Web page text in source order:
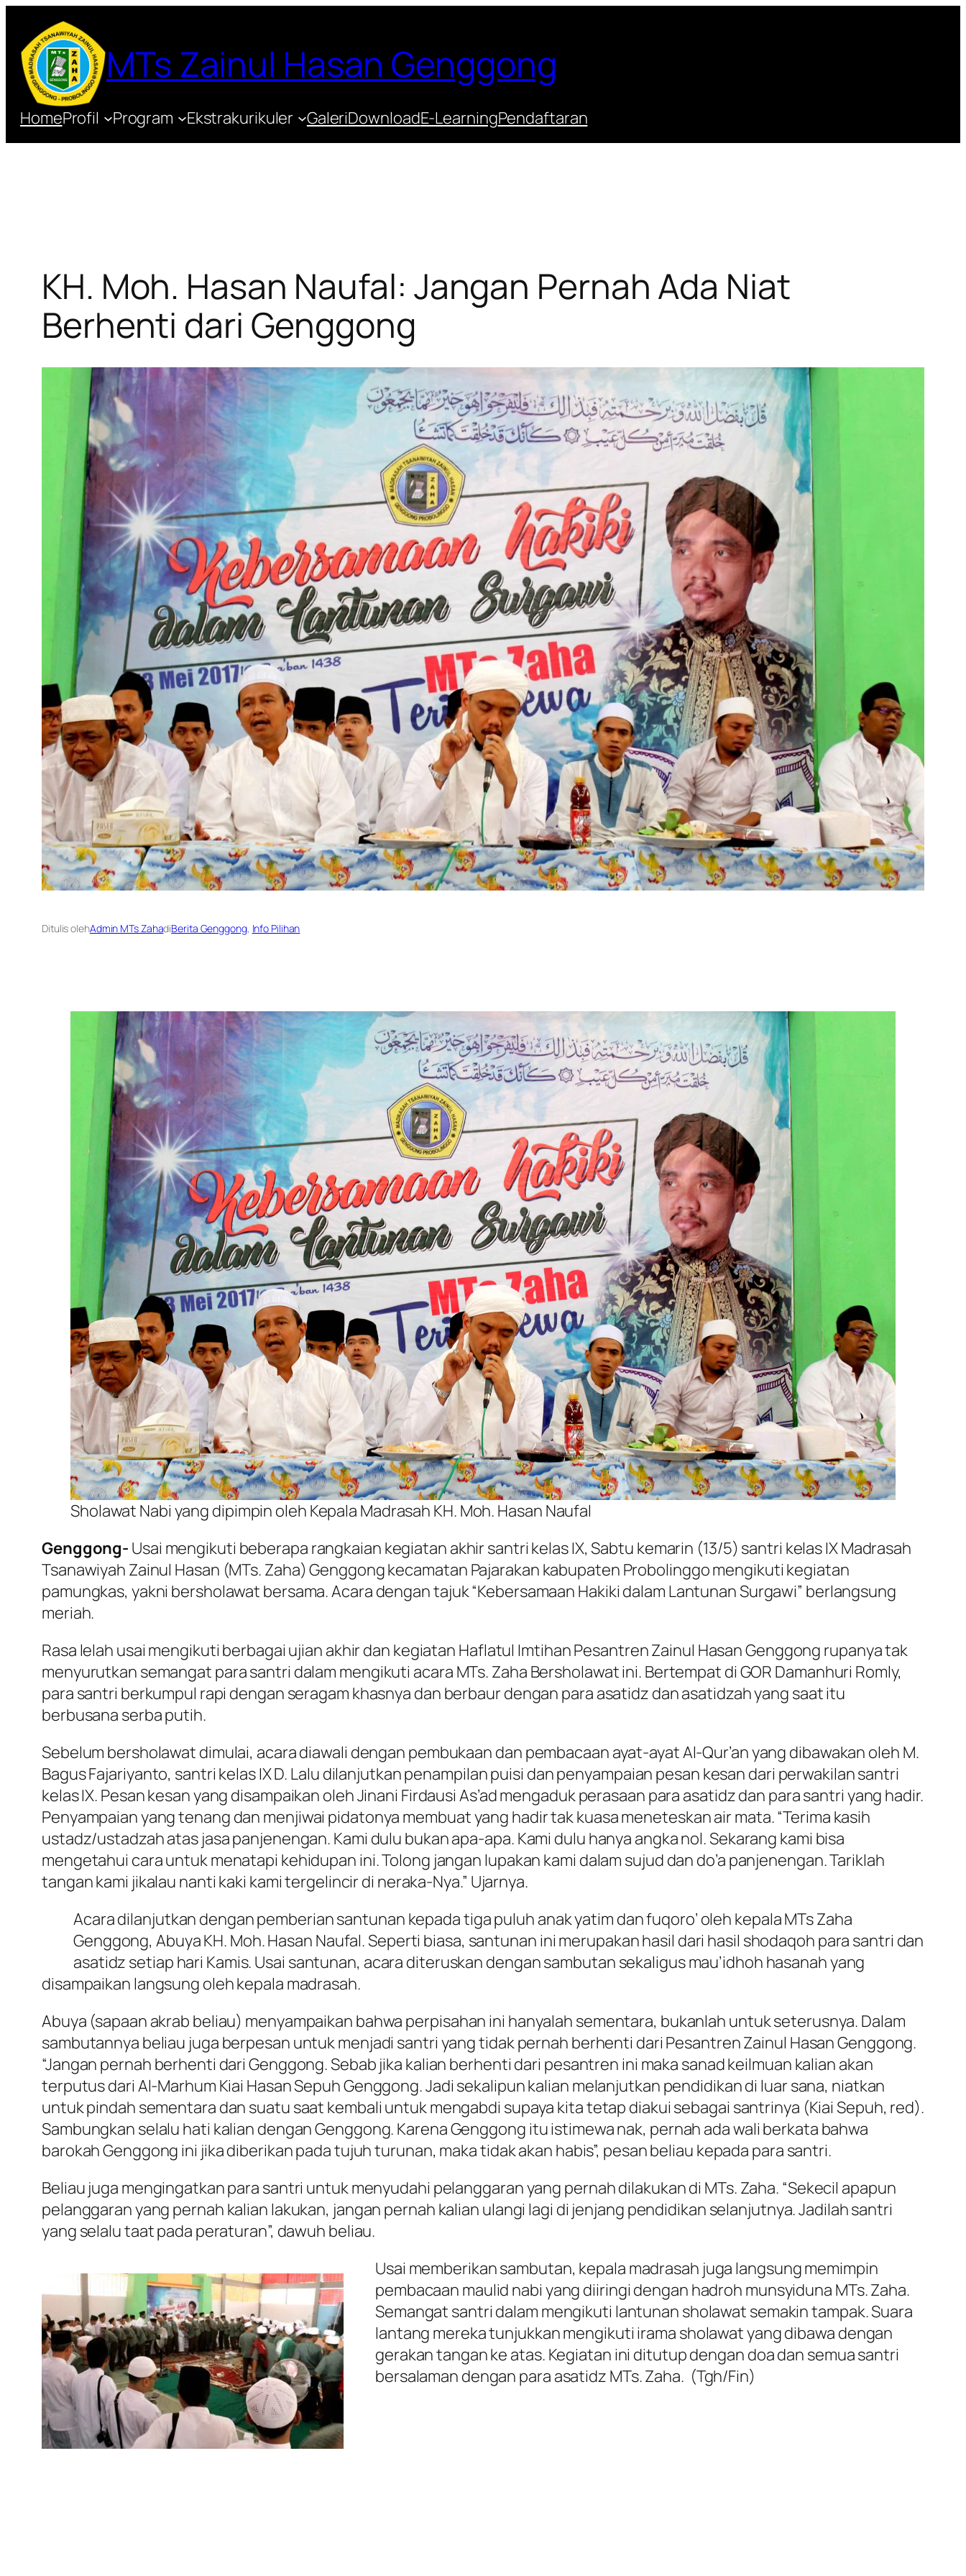
konten
MTs Zainul Hasan Genggong
HomeProfil Program Ekstrakurikuler GaleriDownloadE-LearningPendaftaran
KH. Moh. Hasan Naufal: Jangan Pernah Ada Niat
Berhenti dari Genggong
Ditulis olehAdmin MTs ZahadiBerita Genggong, Info Pilihan
Sholawat Nabi yang dipimpin oleh Kepala Madrasah KH. Moh. Hasan Naufal
Genggong- Usai mengikuti beberapa rangkaian kegiatan akhir santri kelas IX, Sabtu kemarin (13/5) santri kelas IX Madrasah
Tsanawiyah Zainul Hasan (MTs. Zaha) Genggong kecamatan Pajarakan kabupaten Probolinggo mengikuti kegiatan
pamungkas, yakni bersholawat bersama. Acara dengan tajuk “Kebersamaan Hakiki dalam Lantunan Surgawi” berlangsung
meriah.
Rasa lelah usai mengikuti berbagai ujian akhir dan kegiatan Haflatul Imtihan Pesantren Zainul Hasan Genggong rupanya tak
menyurutkan semangat para santri dalam mengikuti acara MTs. Zaha Bersholawat ini. Bertempat di GOR Damanhuri Romly,
para santri berkumpul rapi dengan seragam khasnya dan berbaur dengan para asatidz dan asatidzah yang saat itu
berbusana serba putih.
Sebelum bersholawat dimulai, acara diawali dengan pembukaan dan pembacaan ayat-ayat Al-Qur’an yang dibawakan oleh M.
Bagus Fajariyanto, santri kelas IX D. Lalu dilanjutkan penampilan puisi dan penyampaian pesan kesan dari perwakilan santri
kelas IX. Pesan kesan yang disampaikan oleh Jinani Firdausi As’ad mengaduk perasaan para asatidz dan para santri yang hadir.
Penyampaian yang tenang dan menjiwai pidatonya membuat yang hadir tak kuasa meneteskan air mata. “Terima kasih
ustadz/ustadzah atas jasa panjenengan. Kami dulu bukan apa-apa. Kami dulu hanya angka nol. Sekarang kami bisa
mengetahui cara untuk menatapi kehidupan ini. Tolong jangan lupakan kami dalam sujud dan do’a panjenengan. Tariklah
tangan kami jikalau nanti kaki kami tergelincir di neraka-Nya.” Ujarnya.
Acara dilanjutkan dengan pemberian santunan kepada tiga puluh anak yatim dan fuqoro’ oleh kepala MTs Zaha
Genggong, Abuya KH. Moh. Hasan Naufal. Seperti biasa, santunan ini merupakan hasil dari hasil shodaqoh para santri dan
asatidz setiap hari Kamis. Usai santunan, acara diteruskan dengan sambutan sekaligusmau’idhoh hasanahyang
disampaikan langsung oleh kepala madrasah.
Abuya (sapaan akrab beliau) menyampaikan bahwa perpisahan ini hanyalah sementara, bukanlah untuk seterusnya. Dalam
sambutannya beliau juga berpesan untuk menjadi santri yang tidak pernah berhenti dari Pesantren Zainul Hasan Genggong.
“Jangan pernah berhenti dari Genggong. Sebab jika kalian berhenti dari pesantren ini maka sanad keilmuan kalian akan
terputus dari Al-Marhum Kiai Hasan Sepuh Genggong. Jadi sekalipun kalian melanjutkan pendidikan di luar sana, niatkan
untuk pindah sementara dan suatu saat kembali untuk mengabdi supaya kita tetap diakui sebagai santrinya (Kiai Sepuh, red).
Sambungkan selalu hati kalian dengan Genggong. Karena Genggong itu istimewa nak, pernah ada wali berkata bahwa
barokah Genggong ini jika diberikan pada tujuh turunan, maka tidak akan habis”, pesan beliau kepada para santri.
Beliau juga mengingatkan para santri untuk menyudahi pelanggaran yang pernah dilakukan di MTs. Zaha. “Sekecil apapun
pelanggaran yang pernah kalian lakukan, jangan pernah kalian ulangi lagi di jenjang pendidikan selanjutnya. Jadilah santri
yang selalu taat pada peraturan”, dawuh beliau.
Usai memberikan sambutan, kepala madrasah juga langsung memimpin
pembacaan maulid nabi yang diiringi dengan hadroh munsyiduna MTs. Zaha.
Semangat santri dalam mengikuti lantunan sholawat semakin tampak. Suara
lantang mereka tunjukkan mengikuti irama sholawat yang dibawa dengan
gerakan tangan ke atas. Kegiatan ini ditutup dengan doa dan semua santri
bersalaman dengan para asatidz MTs. Zaha. (Tgh/Fin)